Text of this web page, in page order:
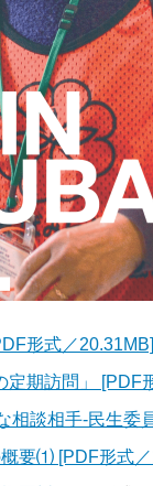
形式／20.31MB]
定期訪問」 [PDF
相談相手‐民生
概要⑴ [PDF形式